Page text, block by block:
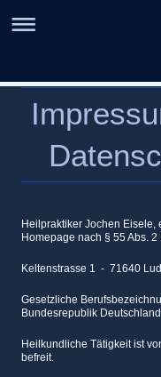
Heilpraktiker Jochen Eisele,
Homepage nach § 55 Abs. 2
Keltenstrasse 1 - 71640
Gesetzliche
Bundesrepublik
Heilkundliche Tätigkeit ist
befreit.